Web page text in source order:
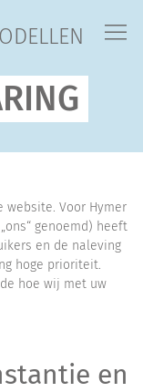
website. Voor Hymer
genoemd) heeft
en de naleving
hoge prioriteit.
hoe wij met uw
en